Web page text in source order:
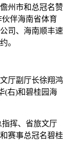
州市和总冠名赞
伴海南省体育
司、海南顺丰速
。
厅副厅长徐翔鸿
(右)和碧桂园海
挥、省旅文厅
赛事总冠名碧桂